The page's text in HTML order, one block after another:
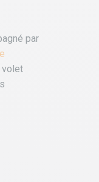
par
volet